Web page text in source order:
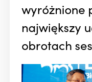
wyróżnione
największy
obrotach